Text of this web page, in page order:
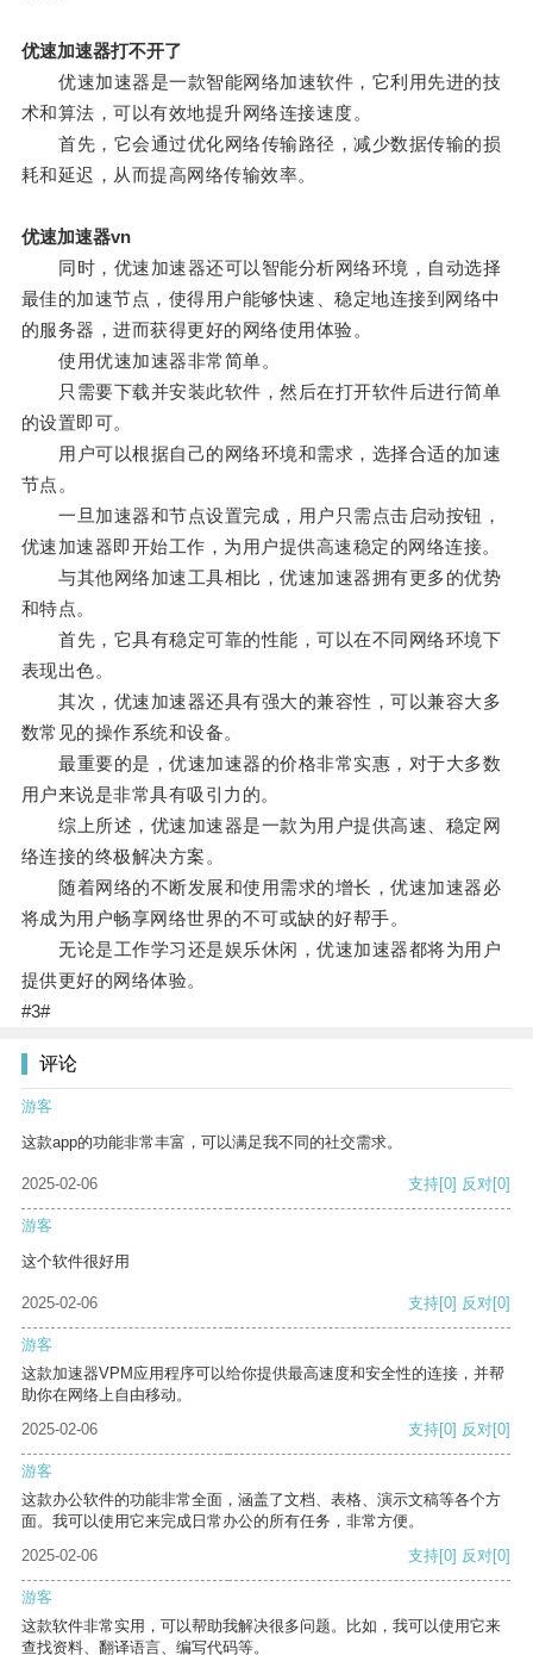
优速加速器打不开了
优速加速器是一款智能网络加速软件，它利用先进的技
术和算法，可以有效地提升网络连接速度。
首先，它会通过优化网络传输路径，减少数据传输的损
耗和延迟，从而提高网络传输效率。
优速加速器vn
同时，优速加速器还可以智能分析网络环境，自动选择
最佳的加速节点，使得用户能够快速、稳定地连接到网络中
的服务器，进而获得更好的网络使用体验。
使用优速加速器非常简单。
只需要下载并安装此软件，然后在打开软件后进行简单
的设置即可。
用户可以根据自己的网络环境和需求，选择合适的加速
节点。
一旦加速器和节点设置完成，用户只需点击启动按钮，
优速加速器即开始工作，为用户提供高速稳定的网络连接。
与其他网络加速工具相比，优速加速器拥有更多的优势
和特点。
首先，它具有稳定可靠的性能，可以在不同网络环境下
表现出色。
其次，优速加速器还具有强大的兼容性，可以兼容大多
数常见的操作系统和设备。
最重要的是，优速加速器的价格非常实惠，对于大多数
用户来说是非常具有吸引力的。
综上所述，优速加速器是一款为用户提供高速、稳定网
络连接的终极解决方案。
随着网络的不断发展和使用需求的增长，优速加速器必
将成为用户畅享网络世界的不可或缺的好帮手。
无论是工作学习还是娱乐休闲，优速加速器都将为用户
提供更好的网络体验。
#3#
评论
游客
这款app的功能非常丰富，可以满足我不同的社交需求。
2025-02-06 支持[0] 反对[0]
游客
这个软件很好用
2025-02-06 支持[0] 反对[0]
游客
这款加速器VPM应用程序可以给你提供最高速度和安全性的连接，并帮
助你在网络上自由移动。
2025-02-06
支持[0] 反对[0]
游客
这款办公软件的功能非常全面，涵盖了文档、表格、演示文稿等各个方
面。我可以使用它来完成日常办公的所有任务，非常方便。
2025-02-06
支持[0] 反对[0]
游客
这款软件非常实用，可以帮助我解决很多问题。比如，我可以使用它来
查找资料、翻译语言、编写代码等。